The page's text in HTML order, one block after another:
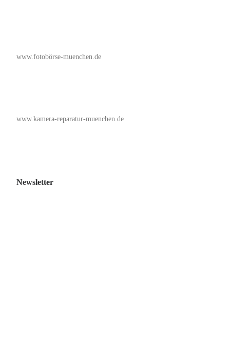
www.fotobörse-muenchen.de
www.kamera-reparatur-muenchen.de
Newsletter